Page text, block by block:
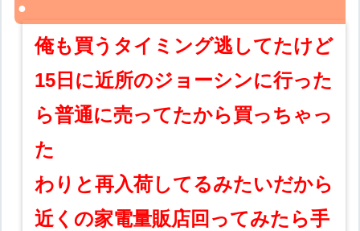
俺も買うタイミング逃してたけど
15日に近所のジョーシンに行った
ら普通に売ってたから買っちゃっ
た
わりと再入荷してるみたいだから
近くの家電量販店回ってみたら手